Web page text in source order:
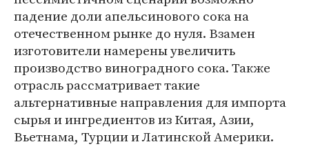
падение доли апельсинового сока на
отечественном рынке до нуля. Взамен
изготовители намерены увеличить
производство виноградного сока. Также
отрасль рассматривает такие
альтернативные направления для импорта
сырья и ингредиентов из Китая, Азии,
Вьетнама, Турции и Латинской Америки.